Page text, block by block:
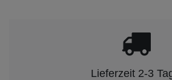
Lieferzeit 2-3